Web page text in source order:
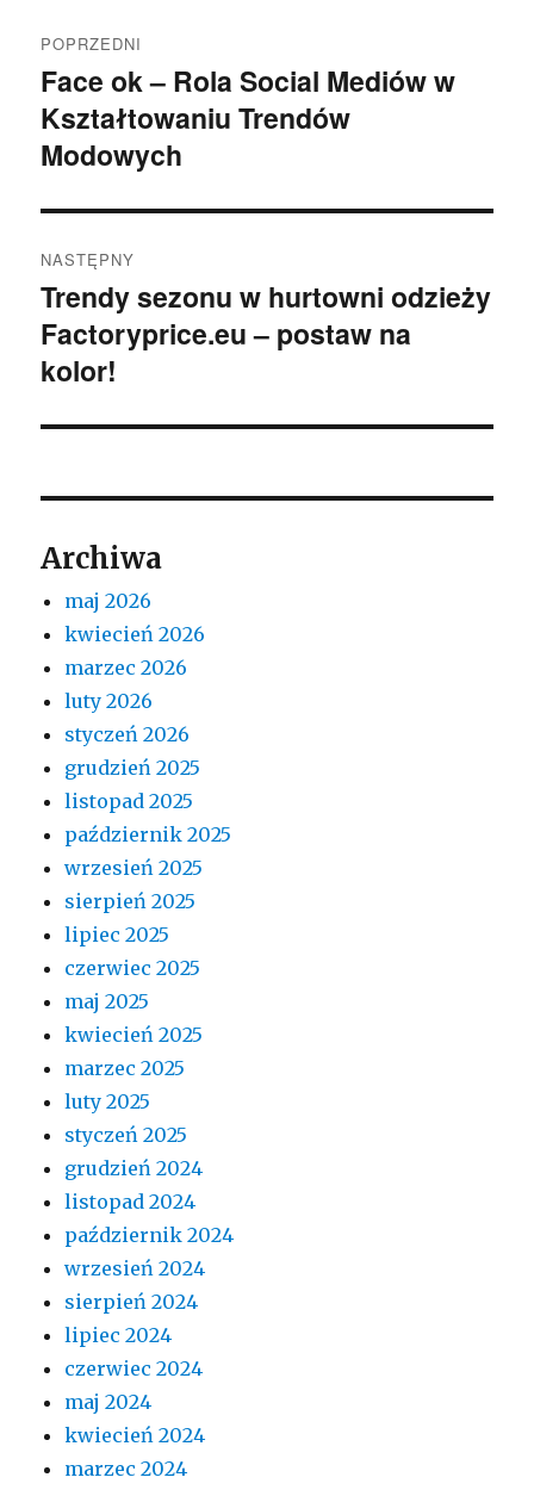
wpisu
POPRZEDNI
Poprzedni
wpis:
Face ok – Rola Social Mediów w
Kształtowaniu Trendów
Modowych
NASTĘPNY
Następny
wpis:
Trendy sezonu w hurtowni odzieży
Factoryprice.eu – postaw na
kolor!
Archiwa
maj 2026
kwiecień 2026
marzec 2026
luty 2026
styczeń 2026
grudzień 2025
listopad 2025
październik 2025
wrzesień 2025
sierpień 2025
lipiec 2025
czerwiec 2025
maj 2025
kwiecień 2025
marzec 2025
luty 2025
styczeń 2025
grudzień 2024
listopad 2024
październik 2024
wrzesień 2024
sierpień 2024
lipiec 2024
czerwiec 2024
maj 2024
kwiecień 2024
marzec 2024